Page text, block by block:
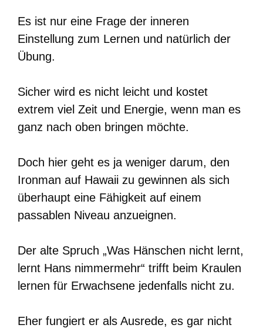
Es ist nur eine Frage der inneren
Einstellung zum Lernen und natürlich der
Übung.
Sicher wird es nicht leicht und kostet
extrem viel Zeit und Energie, wenn man es
ganz nach oben bringen möchte.
Doch hier geht es ja weniger darum, den
Ironman auf Hawaii zu gewinnen als sich
überhaupt eine Fähigkeit auf einem
passablen Niveau anzueignen.
Der alte Spruch „Was Hänschen nicht lernt,
lernt Hans nimmermehr“ trifft beim Kraulen
lernen für Erwachsene jedenfalls nicht zu.
Eher fungiert er als Ausrede, es gar nicht